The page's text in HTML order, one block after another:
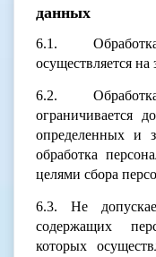
данных
6.1.
осуществляется
6.2.
ограничивается
определенных и
обработка
целями сбора
6.3. Не
содержащих
которых